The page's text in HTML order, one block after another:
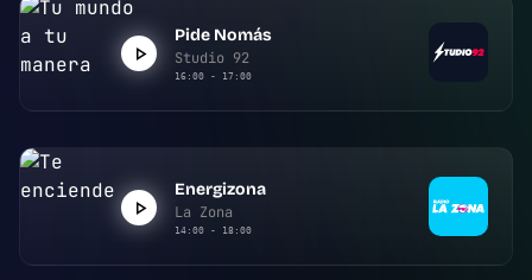
Pide Nomás
Studio 92
16:00 - 17:00
Energizona
La Zona
14:00 - 18:00